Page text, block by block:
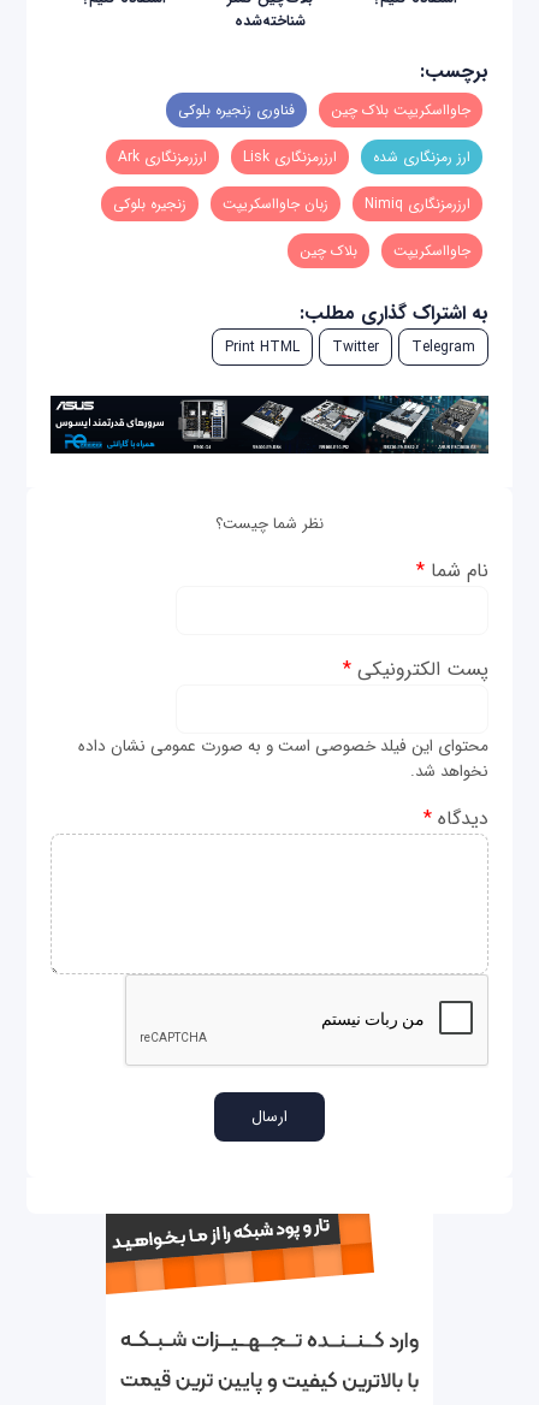
شناخته‌شده
برچسب:
جاوااسکریپت بلاک چین فناوری زنجیره بلوکی
ارز رمزنگاری شده ارزرمزنگاری Lisk ارزرمزنگاری Ark
ارزرمزنگاری Nimiq زبان جاوااسکریپت زنجیره بلوکی
جاوااسکریپت بلاک چین
به اشتراک گذاری مطلب:
Telegram
Twitter
Print HTML
نظر شما چیست؟
نام شما*
پست الکترونیکی*
محتوای این فیلد خصوصی است و به صورت عمومی نشان داده
نخواهد شد.
دیدگاه*